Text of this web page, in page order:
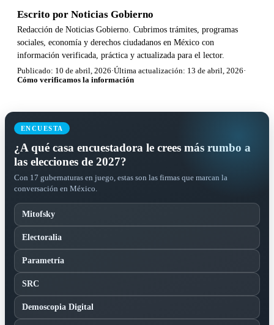
Escrito por Noticias Gobierno
Redacción de Noticias Gobierno. Cubrimos trámites, programas
sociales, economía y derechos ciudadanos en México con
información verificada, práctica y actualizada para el lector.
Publicado: 10 de abril, 2026·Última actualización: 13 de abril, 2026·
Cómo verificamos la información
ENCUESTA
¿A qué casa encuestadora le crees más rumbo a
las elecciones de 2027?
Con 17 gubernaturas en juego, estas son las firmas que marcan la
conversación en México.
Mitofsky
Electoralia
Parametría
SRC
Demoscopia Digital